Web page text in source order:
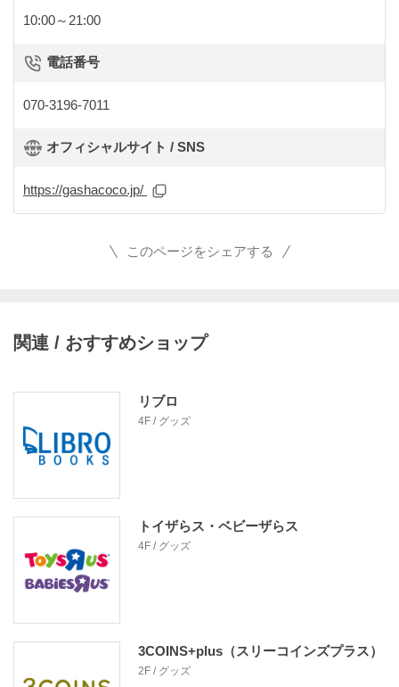
10:00～21:00
電話番号
070-3196-7011
オフィシャルサイト / SNS
https://gashacoco.jp/
このページをシェアする
関連 / おすすめショップ
リブロ
4F / グッズ
トイザらス・ベビーザらス
4F / グッズ
3COINS+plus（スリーコインズプラス）
2F / グッズ